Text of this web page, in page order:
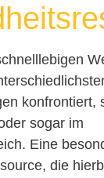
konfrontiert,
sogar im
Eine
die